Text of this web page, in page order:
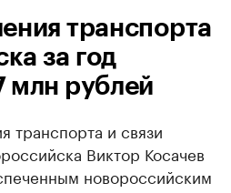
транспорта
за год
млн рублей
транспорта и связи
Виктор Косачев
новороссийским